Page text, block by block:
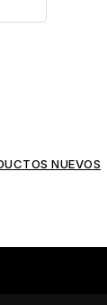
Altavoz...
NUEVOS